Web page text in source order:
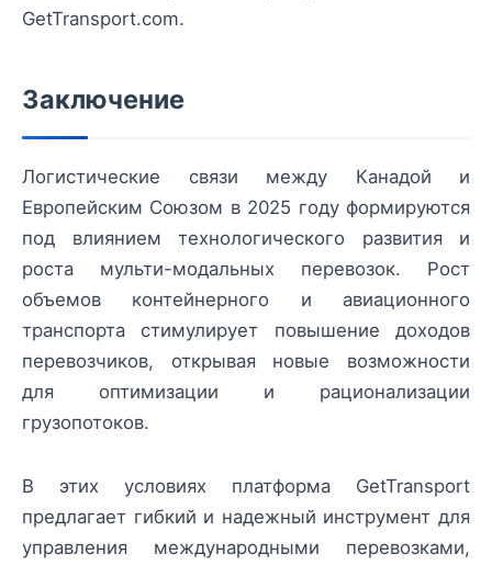
GetTransport.com.
Заключение
Логистические связи между Канадой и
Европейским Союзом в 2025 году формируются
под влиянием технологического развития и
роста мульти-модальных перевозок. Рост
объемов контейнерного и авиационного
транспорта стимулирует повышение доходов
перевозчиков, открывая новые возможности
для оптимизации и рационализации
грузопотоков.
В этих условиях платформа GetTransport
предлагает гибкий и надежный инструмент для
управления международными перевозками,